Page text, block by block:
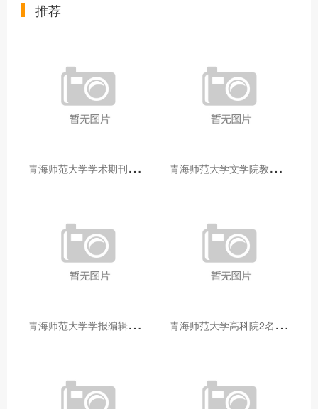
推荐
青
海师范大学学术期刊两个专栏入选2025年青海省期刊重点专栏 青
海师范大学文学院教师赴山东省相关高校和学术机构交流学习
青
海师范大学学报编辑部赴大通县城关镇上毛佰胜村开展帮扶慰问活动 青
海师范大学高科院2名专家当选中国科学院院士